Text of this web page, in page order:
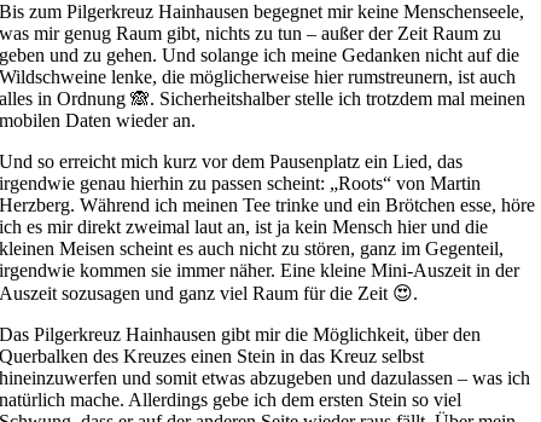
Bis zum Pilgerkreuz Hainhausen begegnet mir keine Menschenseele,
was mir genug Raum gibt, nichts zu tun – außer der Zeit Raum zu
geben und zu gehen. Und solange ich meine Gedanken nicht auf die
Wildschweine lenke, die möglicherweise hier rumstreunern, ist auch
alles in Ordnung 🙈. Sicherheitshalber stelle ich trotzdem mal meinen
mobilen Daten wieder an.
Und so erreicht mich kurz vor dem Pausenplatz ein Lied, das
irgendwie genau hierhin zu passen scheint: „Roots“ von Martin
Herzberg. Während ich meinen Tee trinke und ein Brötchen esse, höre
ich es mir direkt zweimal laut an, ist ja kein Mensch hier und die
kleinen Meisen scheint es auch nicht zu stören, ganz im Gegenteil,
irgendwie kommen sie immer näher. Eine kleine Mini-Auszeit in der
Auszeit sozusagen und ganz viel Raum für die Zeit 😍.
Das Pilgerkreuz Hainhausen gibt mir die Möglichkeit, über den
Querbalken des Kreuzes einen Stein in das Kreuz selbst
hineinzuwerfen und somit etwas abzugeben und dazulassen – was ich
natürlich mache. Allerdings gebe ich dem ersten Stein so viel